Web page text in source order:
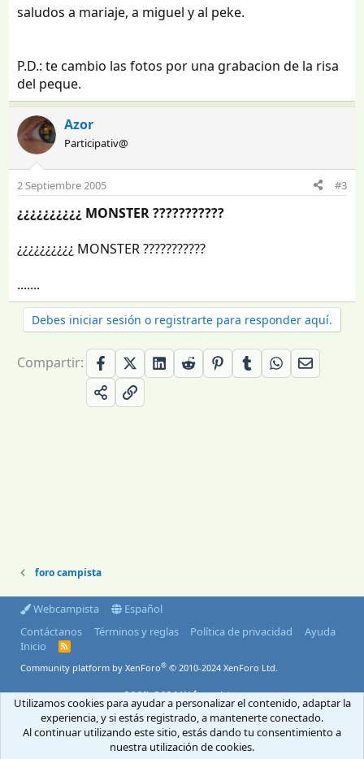
saludos a mariaje, a miguel y al peke.
P.D.: te cambio las fotos por una grabacion de la risa
del peque.
Azor
Participativ@
2 Septiembre 2005 #3
¿¿¿¿¿¿¿¿¿¿ MONSTER ???????????
¿¿¿¿¿¿¿¿¿¿ MONSTER ???????????
.......
Debes iniciar sesión o registrarte para responder aquí.
Compartir:
foro campista
Webcampista
Español
Contáctanos
Términos y reglas Política de privacidad
Ayuda
Inicio
R
S
Community platform by XenForo® © 2010-2024 XenForo Ltd.
© 2004-2026 Webcampista.com
Envíanos un email
Aviso Legal
Política de privacidad
Menú profesionales
Política de cookies
Utilizamos cookies para ayudar a personalizar el contenido, adaptar la
experiencia, y si estás registrado, a mantenerte conectado.
Al continuar utilizando este sitio, estás dando tu consentimiento a
nuestra utilización de cookies.